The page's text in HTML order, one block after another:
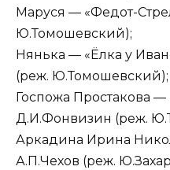
Маруся — «Федот-
Ю.Томошевский);
Нянька — «Ёлка у
(реж. Ю.Томошевский);
Госпожа Простакова —
Д.И.Фонвизин (реж.
Аркадина Ирина
А.П.Чехов (реж.